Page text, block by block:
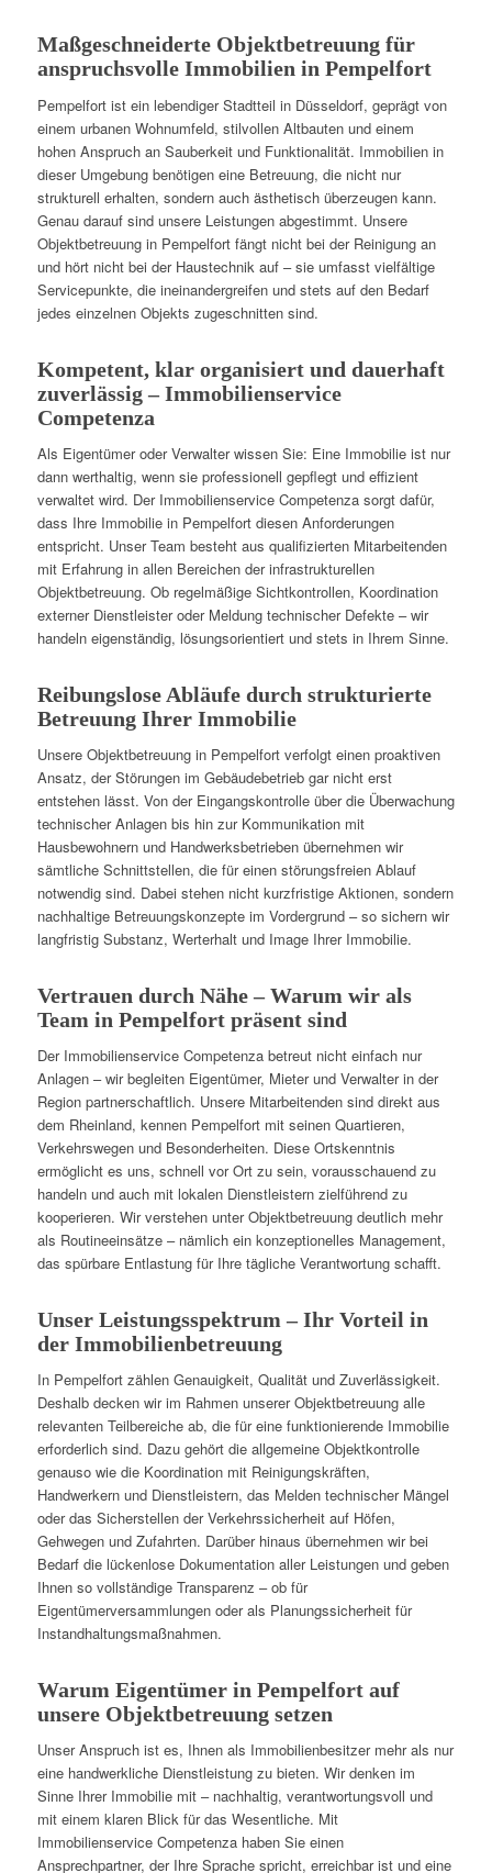
Maßgeschneiderte Objektbetreuung für
anspruchsvolle Immobilien in Pempelfort
Pempelfort ist ein lebendiger Stadtteil in Düsseldorf, geprägt von
einem urbanen Wohnumfeld, stilvollen Altbauten und einem
hohen Anspruch an Sauberkeit und Funktionalität. Immobilien in
dieser Umgebung benötigen eine Betreuung, die nicht nur
strukturell erhalten, sondern auch ästhetisch überzeugen kann.
Genau darauf sind unsere Leistungen abgestimmt. Unsere
Objektbetreuung in Pempelfort fängt nicht bei der Reinigung an
und hört nicht bei der Haustechnik auf – sie umfasst vielfältige
Servicepunkte, die ineinandergreifen und stets auf den Bedarf
jedes einzelnen Objekts zugeschnitten sind.
Kompetent, klar organisiert und dauerhaft
zuverlässig – Immobilienservice
Competenza
Als Eigentümer oder Verwalter wissen Sie: Eine Immobilie ist nur
dann werthaltig, wenn sie professionell gepflegt und effizient
verwaltet wird. Der Immobilienservice Competenza sorgt dafür,
dass Ihre Immobilie in Pempelfort diesen Anforderungen
entspricht. Unser Team besteht aus qualifizierten Mitarbeitenden
mit Erfahrung in allen Bereichen der infrastrukturellen
Objektbetreuung. Ob regelmäßige Sichtkontrollen, Koordination
externer Dienstleister oder Meldung technischer Defekte – wir
handeln eigenständig, lösungsorientiert und stets in Ihrem Sinne.
Reibungslose Abläufe durch strukturierte
Betreuung Ihrer Immobilie
Unsere Objektbetreuung in Pempelfort verfolgt einen proaktiven
Ansatz, der Störungen im Gebäudebetrieb gar nicht erst
entstehen lässt. Von der Eingangskontrolle über die Überwachung
technischer Anlagen bis hin zur Kommunikation mit
Hausbewohnern und Handwerksbetrieben übernehmen wir
sämtliche Schnittstellen, die für einen störungsfreien Ablauf
notwendig sind. Dabei stehen nicht kurzfristige Aktionen, sondern
nachhaltige Betreuungskonzepte im Vordergrund – so sichern wir
langfristig Substanz, Werterhalt und Image Ihrer Immobilie.
Vertrauen durch Nähe – Warum wir als
Team in Pempelfort präsent sind
Der Immobilienservice Competenza betreut nicht einfach nur
Anlagen – wir begleiten Eigentümer, Mieter und Verwalter in der
Region partnerschaftlich. Unsere Mitarbeitenden sind direkt aus
dem Rheinland, kennen Pempelfort mit seinen Quartieren,
Verkehrswegen und Besonderheiten. Diese Ortskenntnis
ermöglicht es uns, schnell vor Ort zu sein, vorausschauend zu
handeln und auch mit lokalen Dienstleistern zielführend zu
kooperieren. Wir verstehen unter Objektbetreuung deutlich mehr
als Routineeinsätze – nämlich ein konzeptionelles Management,
das spürbare Entlastung für Ihre tägliche Verantwortung schafft.
Unser Leistungsspektrum – Ihr Vorteil in
der Immobilienbetreuung
In Pempelfort zählen Genauigkeit, Qualität und Zuverlässigkeit.
Deshalb decken wir im Rahmen unserer Objektbetreuung alle
relevanten Teilbereiche ab, die für eine funktionierende Immobilie
erforderlich sind. Dazu gehört die allgemeine Objektkontrolle
genauso wie die Koordination mit Reinigungskräften,
Handwerkern und Dienstleistern, das Melden technischer Mängel
oder das Sicherstellen der Verkehrssicherheit auf Höfen,
Gehwegen und Zufahrten. Darüber hinaus übernehmen wir bei
Bedarf die lückenlose Dokumentation aller Leistungen und geben
Ihnen so vollständige Transparenz – ob für
Eigentümerversammlungen oder als Planungssicherheit für
Instandhaltungsmaßnahmen.
Warum Eigentümer in Pempelfort auf
unsere Objektbetreuung setzen
Unser Anspruch ist es, Ihnen als Immobilienbesitzer mehr als nur
eine handwerkliche Dienstleistung zu bieten. Wir denken im
Sinne Ihrer Immobilie mit – nachhaltig, verantwortungsvoll und
mit einem klaren Blick für das Wesentliche. Mit
Immobilienservice Competenza haben Sie einen
Ansprechpartner, der Ihre Sprache spricht, erreichbar ist und eine